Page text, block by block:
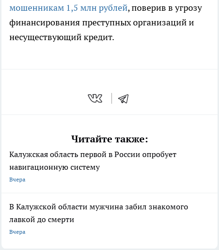
мошенникам 1,5 млн рублей, поверив в угрозу
финансирования преступных организаций и
несуществующий кредит.
Читайте также:
Калужская область первой в России опробует
навигационную систему
Вчера
В Калужской области мужчина забил знакомого
лавкой до смерти
Вчера